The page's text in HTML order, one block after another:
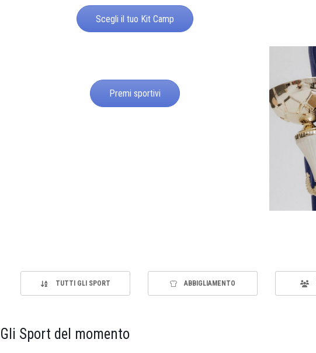
Scegli il tuo Kit Camp
Premi sportivi
TUTTI GLI SPORT ABBIGLIAMENTO
Gli Sport del momento